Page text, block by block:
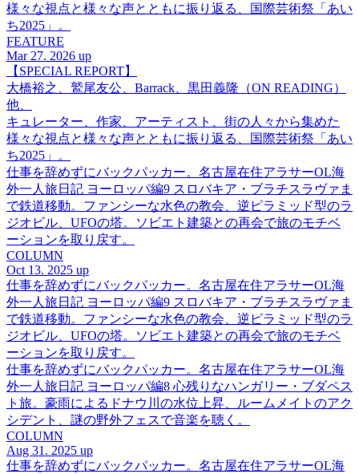
様々な視点と様々な声とともに振り返る、国際芸術祭「あい
ち2025」。
FEATURE
Mar 27. 2026 up
【SPECIAL REPORT】
大橋裕之、鷲尾友公、Barrack、黒田義隆（ON READING）
他、
キュレーター、作家、アーティスト、街の人々から集めた
様々な視点と様々な声とともに振り返る、国際芸術祭「あい
ち2025」。
仕事を辞めずにバックパッカー。名古屋在住アラサーOL海
外一人旅日記 ヨーロッパ編9 スロバキア・ブラチスラヴァま
で鉄道移動。ファンシーな水色の教会、逆ピラミッド型のラ
ジオビル、UFOの塔。ソビエト建築との再会で旅のモチベ
ーションを取り戻す。
COLUMN
Oct 13. 2025 up
仕事を辞めずにバックパッカー。名古屋在住アラサーOL海
外一人旅日記 ヨーロッパ編9 スロバキア・ブラチスラヴァま
で鉄道移動。ファンシーな水色の教会、逆ピラミッド型のラ
ジオビル、UFOの塔。ソビエト建築との再会で旅のモチベ
ーションを取り戻す。
仕事を辞めずにバックパッカー。名古屋在住アラサーOL海
外一人旅日記 ヨーロッパ編8 心残りなハンガリー・ブダペス
ト旅。豪雨によるドナウ川の水位上昇、ルームメイトのアク
シデント、謎の野外フェスで音楽を聴く。
COLUMN
Aug 31. 2025 up
仕事を辞めずにバックパッカー。名古屋在住アラサーOL海